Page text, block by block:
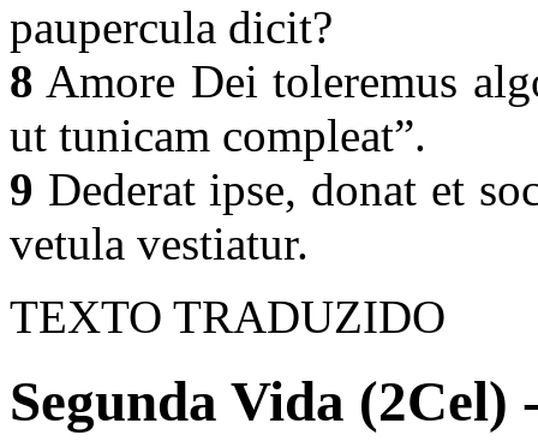
paupercula dicit?
8 Amore Dei toleremus
ut tunicam compleat”.
9 Dederat ipse, donat et
vetula vestiatur.
TEXTO TRADUZIDO
Segunda Vida (2Cel)